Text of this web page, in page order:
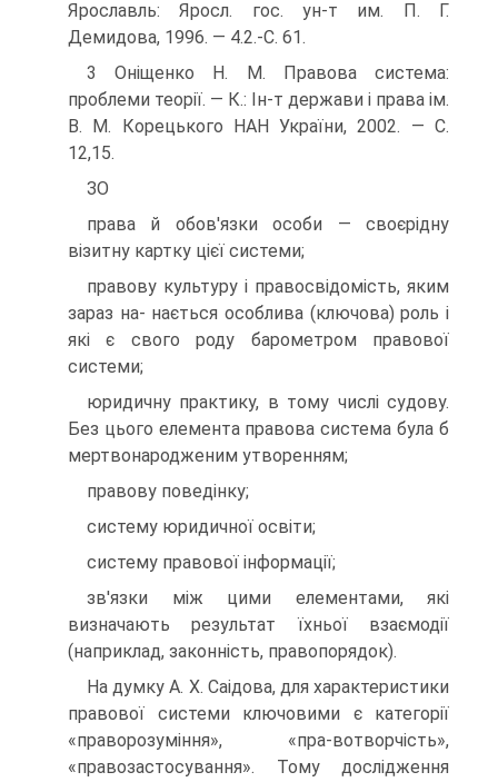
Ярославль: Яросл. гос. ун-т им. П. Г.
Демидова, 1996. — 4.2.-С. 61.
3 Оніщенко Н. М. Правова система:
проблеми теорії. — К.: Ін-т держави і права ім.
В. М. Корецького НАН України, 2002. — С.
12,15.
ЗО
права й обов'язки особи — своєрідну
візитну картку цієї системи;
правову культуру і правосвідомість, яким
зараз на- нається особлива (ключова) роль і
які є свого роду барометром правової
системи;
юридичну практику, в тому числі судову.
Без цього елемента правова система була б
мертвонародженим утворенням;
правову поведінку;
систему юридичної освіти;
систему правової інформації;
зв'язки між цими елементами, які
визначають результат їхньої взаємодії
(наприклад, законність, правопорядок).
На думку А. X. Саідова, для характеристики
правової системи ключовими є категорії
«праворозуміння», «пра-вотворчість»,
«правозастосування». Тому дослідження